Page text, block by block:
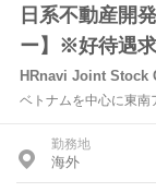
日系不動産開
ー】※好待遇求
HRnavi Joint Stock
ベトナムを中心に東南
勤務地
海外